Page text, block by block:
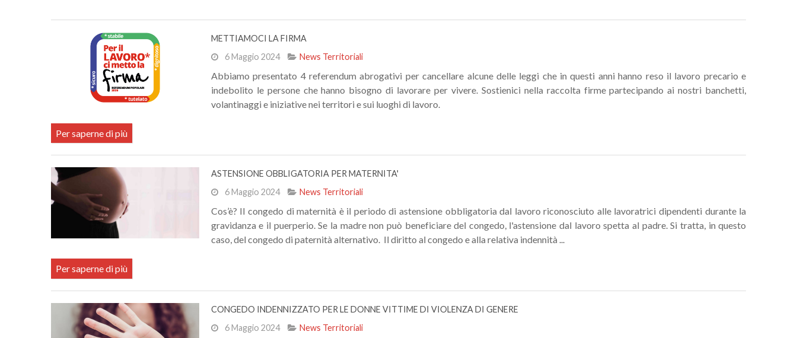
METTIAMOCI LA FIRMA
6 Maggio 2024
News Territoriali
Abbiamo presentato 4 referendum abrogativi per cancellare alcune delle leggi che in questi anni hanno reso il lavoro precario e
indebolito le persone che hanno bisogno di lavorare per vivere. Sostienici nella raccolta firme partecipando ai nostri banchetti,
volantinaggi e iniziative nei territori e sui luoghi di lavoro.
Per saperne di più
ASTENSIONE OBBLIGATORIA PER MATERNITA'
6 Maggio 2024
News Territoriali
Cos’è? Il congedo di maternità è il periodo di astensione obbligatoria dal lavoro riconosciuto alle lavoratrici dipendenti durante la
gravidanza e il puerperio. Se la madre non può beneficiare del congedo, l'astensione dal lavoro spetta al padre. Si tratta, in questo
caso, del congedo di paternità alternativo. Il diritto al congedo e alla relativa indennità ...
Per saperne di più
CONGEDO INDENNIZZATO PER LE DONNE VITTIME DI VIOLENZA DI GENERE
6 Maggio 2024
News Territoriali